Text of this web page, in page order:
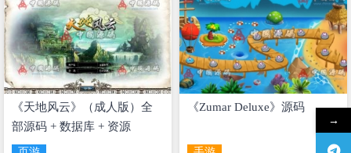
正在为您加载新内容
《天地风云》（成人版）全
部源码 + 数据库 + 资源
《Zumar Deluxe》源码
→